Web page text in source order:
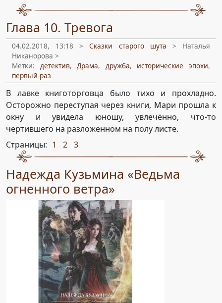
Глава 10. Тревога
04.02.2018, 13:18 >Сказки старого шута > Наталья
Никанорова >
Метки: детектив,Драма, дружба, исторические эпохи,
первый раз
В лавке книготорговца было тихо и прохладно.
Осторожно переступая через книги, Мари прошла к
окну и увидела юношу, увлечённо, что-то
чертившего на разложенном на полу листе.
Страницы: 1 2 3
Надежда Кузьмина «Ведьма
огненного ветра»